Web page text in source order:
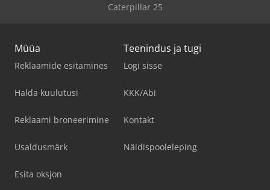
Caterpillar 25
Müüa
Reklaamide esitamines
Halda kuulutusi
Reklaami broneerimine
Usaldusmärk
Esita oksjon
Teenindus ja tugi
Logi sisse
KKK/Abi
Kontakt
Näidispooleleping